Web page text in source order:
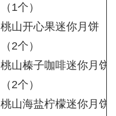
（1个）
桃山开心果迷你月饼
（2个）
桃山榛子咖啡迷你月饼
（2个）
桃山海盐柠檬迷你月饼